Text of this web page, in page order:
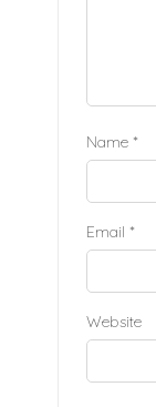
Name *
Email *
Website